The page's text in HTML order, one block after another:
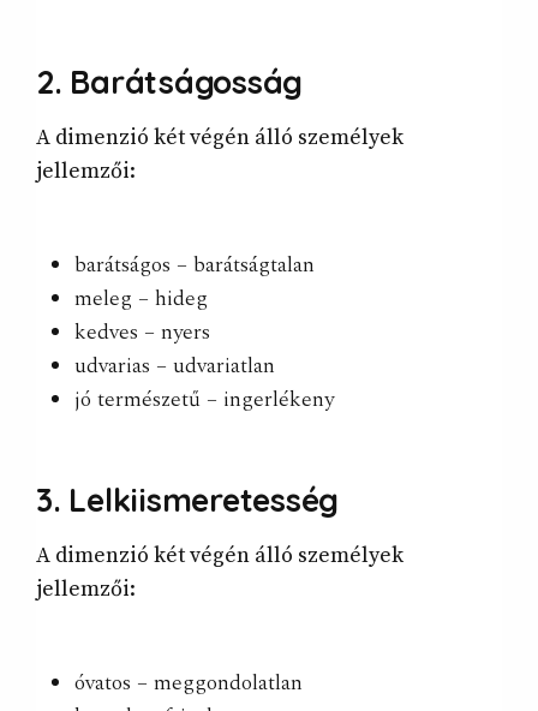
2. Barátságosság
A dimenzió két végén álló személyek
jellemzői:
barátságos – barátságtalan
meleg – hideg
kedves – nyers
udvarias – udvariatlan
jó természetű – ingerlékeny
3. Lelkiismeretesség
A dimenzió két végén álló személyek
jellemzői:
óvatos – meggondolatlan